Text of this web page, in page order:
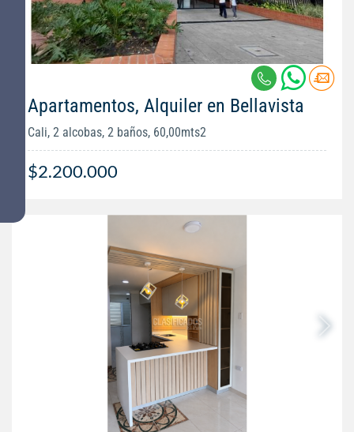
Apartamentos, Alquiler en Bellavista
Cali, 2 alcobas, 2 baños, 60,00mts2
$2.200.000